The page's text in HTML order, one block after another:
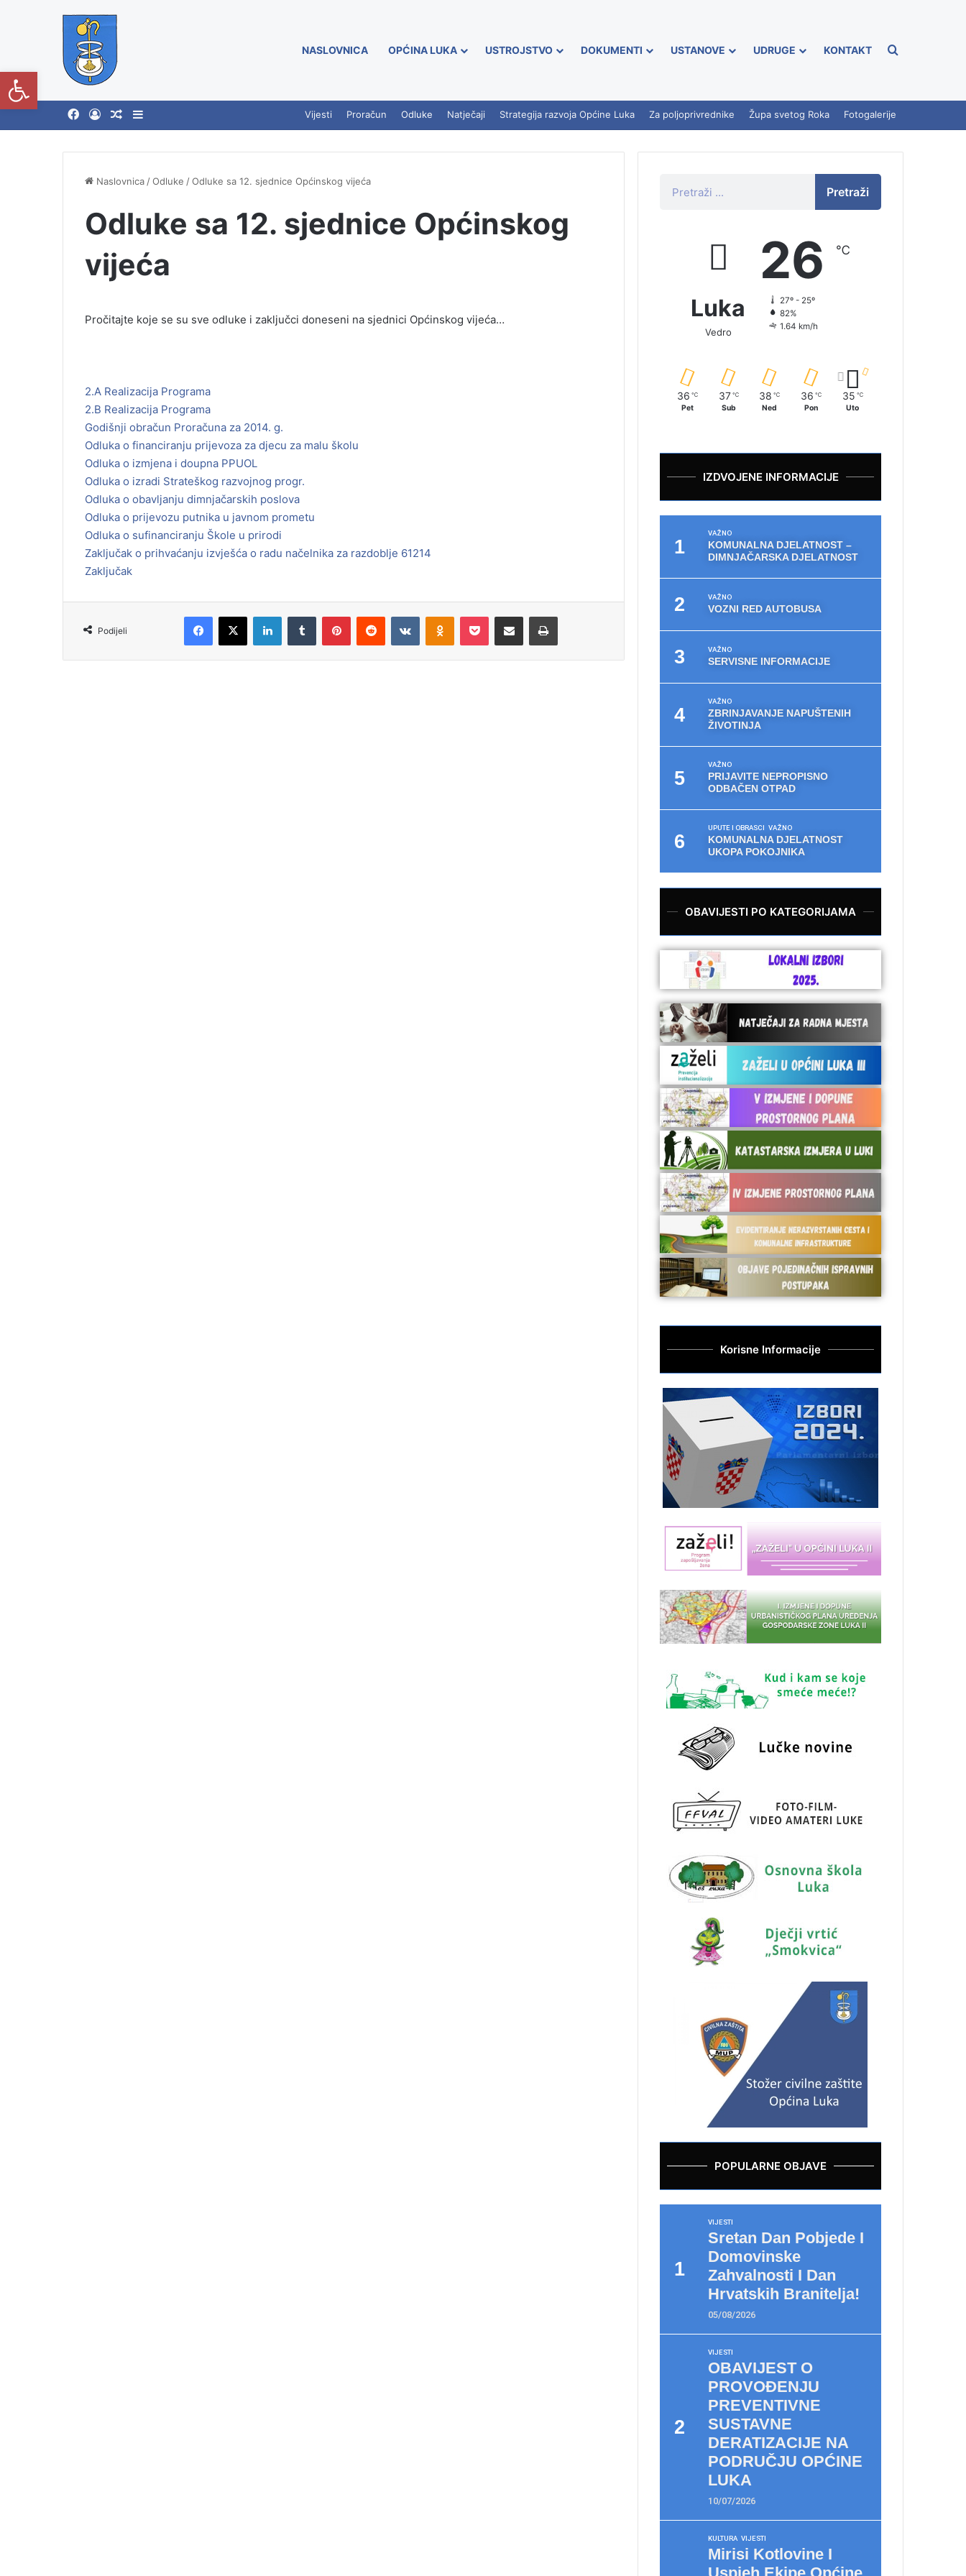
NASLOVNICA OPĆINA LUKA USTROJSTVO DOKUMENTI USTANOVE UDRUGE KONTAKT
Vijesti Proračun Odluke Natječaji Strategija razvoja Općine Luka Za poljoprivrednike Župa svetog Roka Fotogalerije
Naslovnica /Odluke /Odluke sa 12. sjednice Općinskog vijeća
Odluke sa 12. sjednice Općinskog
vijeća
Pročitajte koje se su sve odluke i zaključci doneseni na sjednici Općinskog vijeća…
2.A Realizacija Programa
2.B Realizacija Programa
Godišnji obračun Proračuna za 2014. g.
Odluka o financiranju prijevoza za djecu za malu školu
Odluka o izmjena i doupna PPUOL
Odluka o izradi Strateškog razvojnog progr.
Odluka o obavljanju dimnjačarskih poslova
Odluka o prijevozu putnika u javnom prometu
Odluka o sufinanciranju Škole u prirodi
Zaključak o prihvaćanju izvješća o radu načelnika za razdoblje 61214
Zaključak
Podijeli
Pretraži
Luka
Vedro
26 ℃
27º - 25º
82%
1.64 km/h
36 ℃
Pet
37 ℃
Sub
38 ℃
Ned
36 ℃
Pon
35 ℃
Uto
IZDVOJENE INFORMACIJE
VAŽNO
KOMUNALNA DJELATNOST –
DIMNJAČARSKA DJELATNOST
VAŽNO
VOZNI RED AUTOBUSA
VAŽNO
SERVISNE INFORMACIJE
VAŽNO
ZBRINJAVANJE NAPUŠTENIH
ŽIVOTINJA
VAŽNO
PRIJAVITE NEPROPISNO
ODBAČEN OTPAD
UPUTE I OBRASCI VAŽNO
KOMUNALNA DJELATNOST
UKOPA POKOJNIKA
OBAVIJESTI PO KATEGORIJAMA
Korisne Informacije
POPULARNE OBJAVE
VIJESTI
Sretan Dan Pobjede I
Domovinske
Zahvalnosti I Dan
Hrvatskih Branitelja!
05/08/2026
VIJESTI
OBAVIJEST O
PROVOĐENJU
PREVENTIVNE
SUSTAVNE
DERATIZACIJE NA
PODRUČJU OPĆINE
LUKA
10/07/2026
KULTURA VIJESTI
Mirisi Kotlovine I
Uspjeh Ekipe Općine
Open toolbar